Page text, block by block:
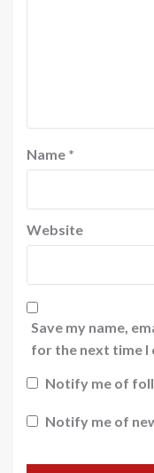
Name *
Website
Save my name,
for the next time I
Notify me of
Notify me of